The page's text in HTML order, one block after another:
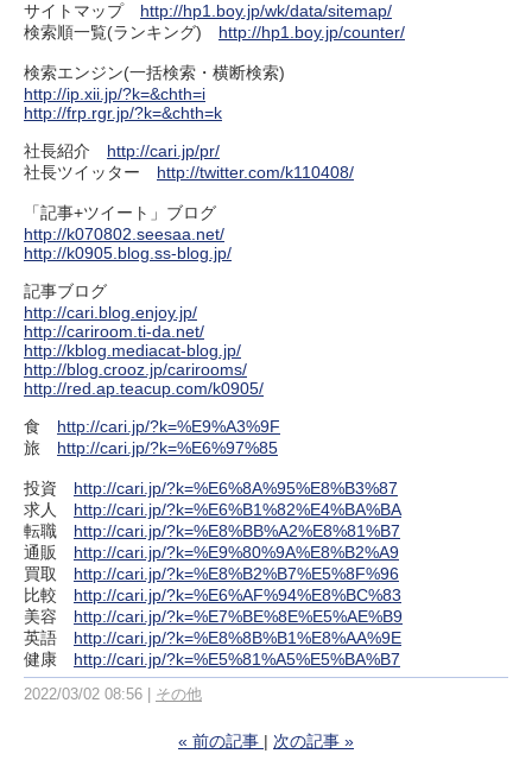
サイトマップ http://hp1.boy.jp/wk/data/sitemap/
検索順一覧(ランキング) http://hp1.boy.jp/counter/
検索エンジン(一括検索・横断検索)
http://ip.xii.jp/?k=&chth=i
http://frp.rgr.jp/?k=&chth=k
社長紹介 http://cari.jp/pr/
社長ツイッター http://twitter.com/k110408/
「記事+ツイート」ブログ
http://k070802.seesaa.net/
http://k0905.blog.ss-blog.jp/
記事ブログ
http://cari.blog.enjoy.jp/
http://cariroom.ti-da.net/
http://kblog.mediacat-blog.jp/
http://blog.crooz.jp/carirooms/
http://red.ap.teacup.com/k0905/
食 http://cari.jp/?k=%E9%A3%9F
旅 http://cari.jp/?k=%E6%97%85
投資 http://cari.jp/?k=%E6%8A%95%E8%B3%87
求人 http://cari.jp/?k=%E6%B1%82%E4%BA%BA
転職 http://cari.jp/?k=%E8%BB%A2%E8%81%B7
通販 http://cari.jp/?k=%E9%80%9A%E8%B2%A9
買取 http://cari.jp/?k=%E8%B2%B7%E5%8F%96
比較 http://cari.jp/?k=%E6%AF%94%E8%BC%83
美容 http://cari.jp/?k=%E7%BE%8E%E5%AE%B9
英語 http://cari.jp/?k=%E8%8B%B1%E8%AA%9E
健康 http://cari.jp/?k=%E5%81%A5%E5%BA%B7
2022/03/02 08:56 その他
« 前の記事 次の記事 »